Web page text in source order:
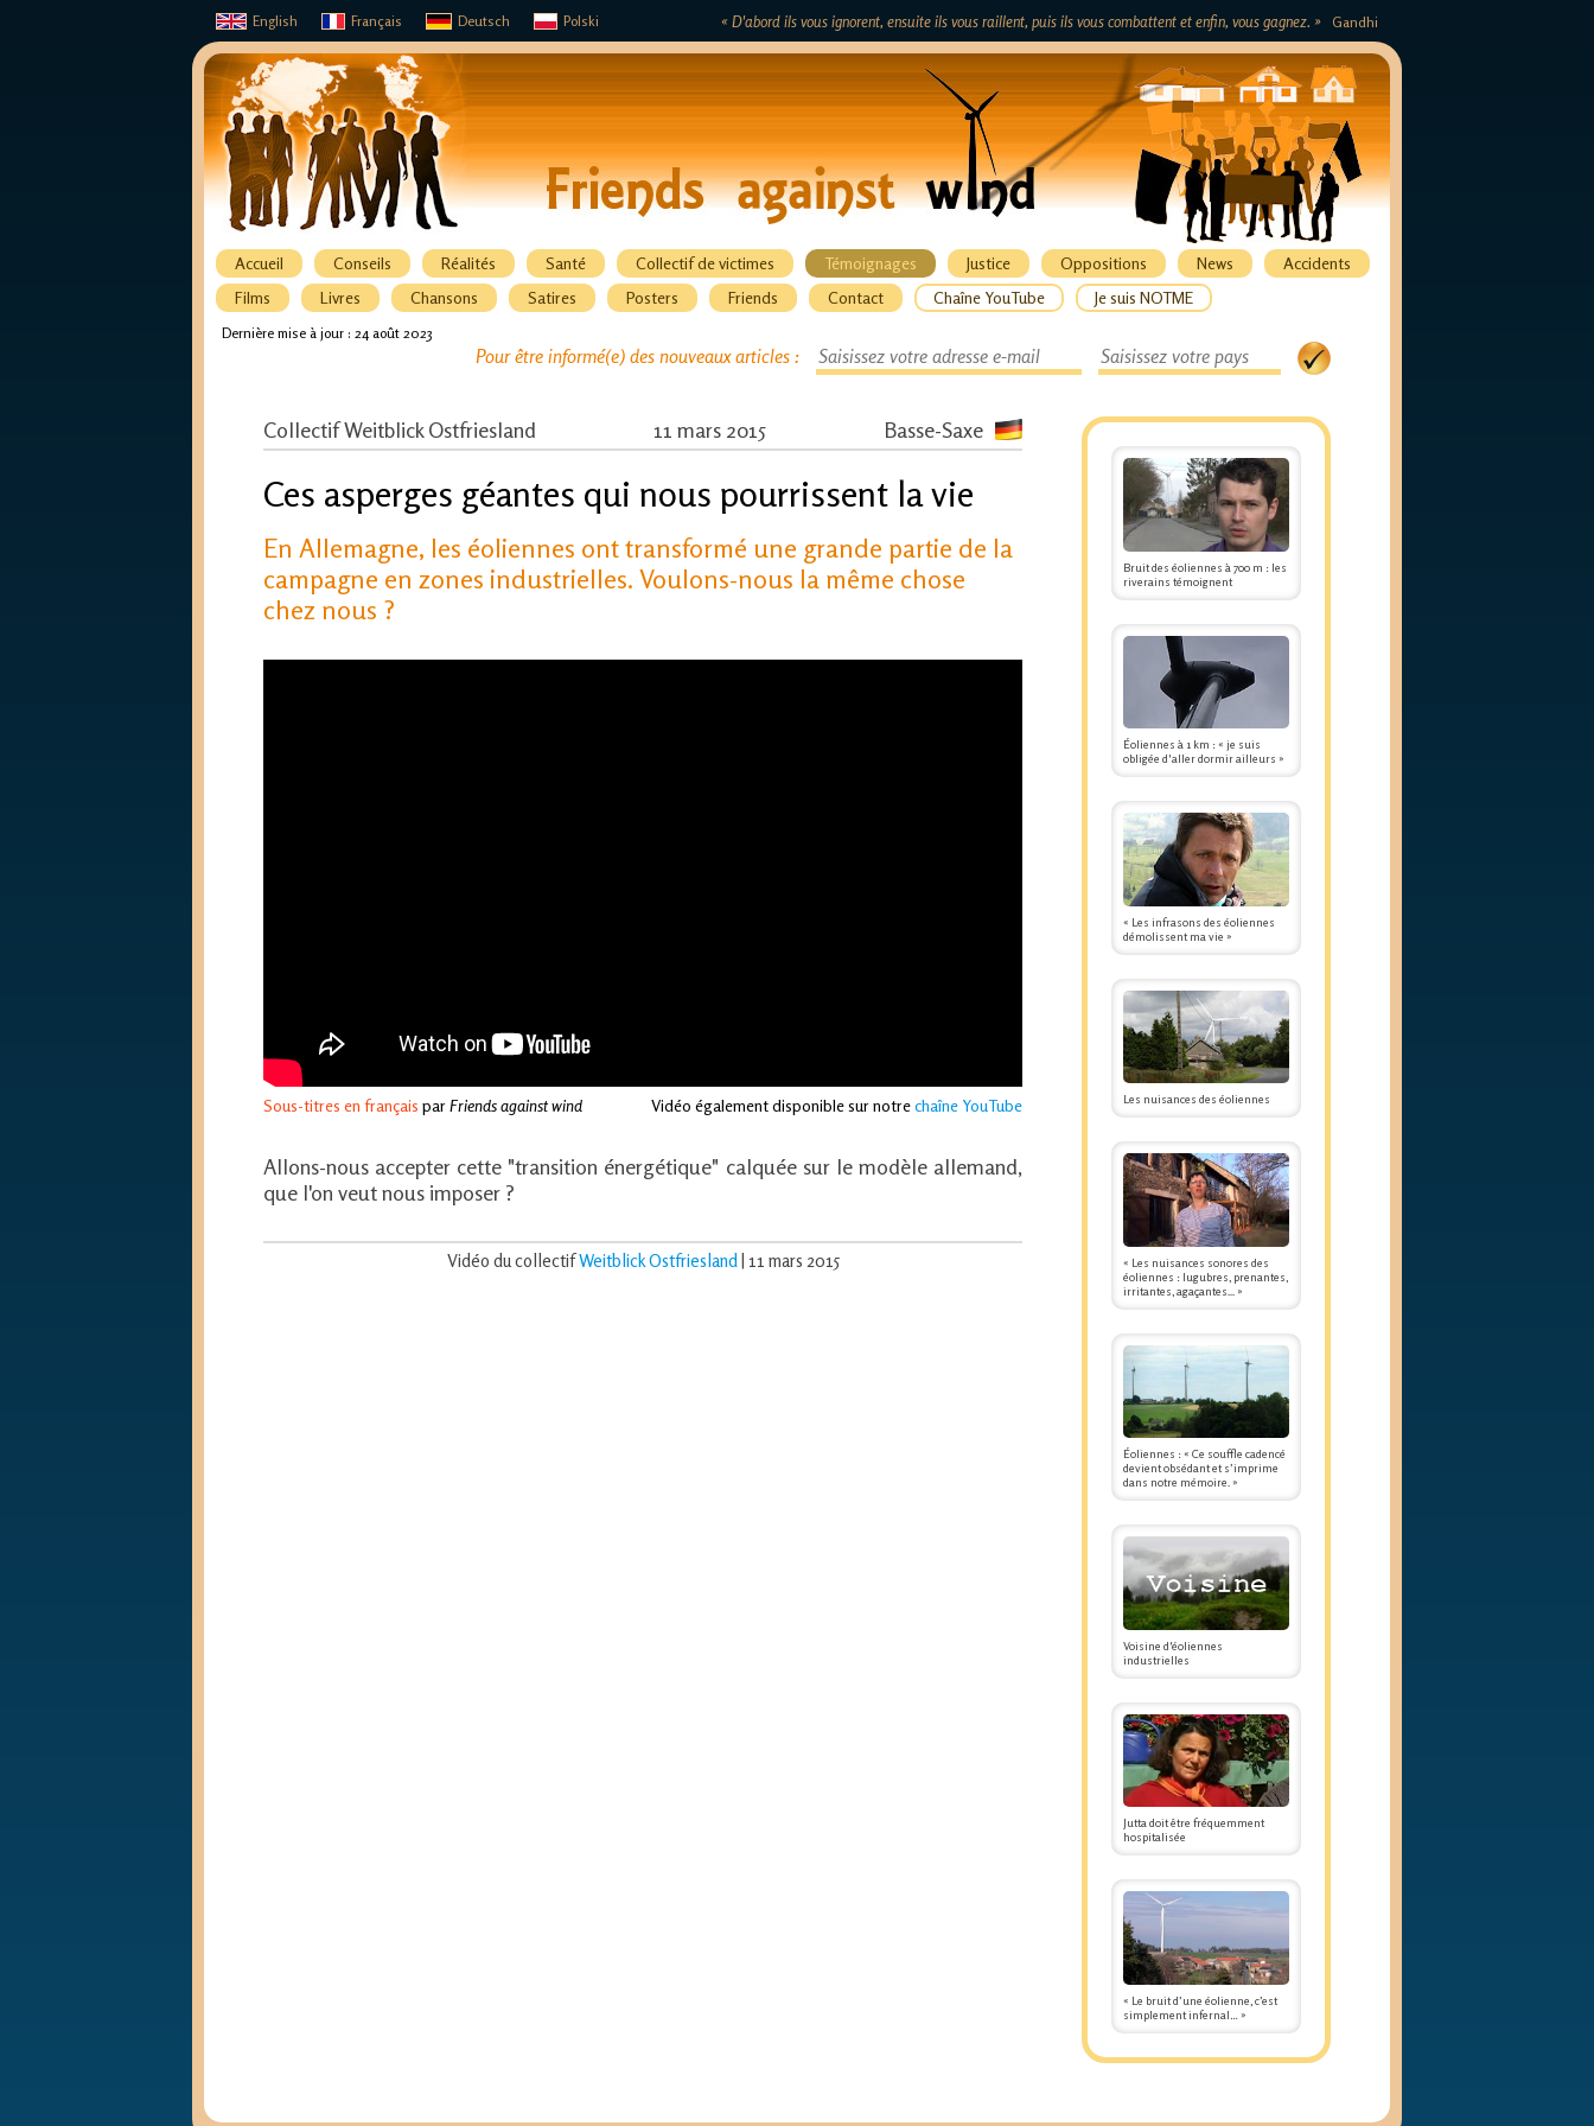
« D'abord ils vous ignorent, ensuite ils vous raillent, puis ils vous combattent et enfin, vous gagnez. » Gandhi
English Français Deutsch Polski
Accueil Conseils Réalités Santé Collectif de victimes Témoignages Justice Oppositions News
Accidents
Films
Livres Chansons Satires Posters Friends Contact Chaîne YouTube Je suis NOTME
Dernière mise à jour : 24 août 2023
Pour être informé(e) des nouveaux articles :
Bruit des éoliennes à 700 m : les
riverains témoignent
Éoliennes à 1 km : « je suis
obligée d'aller dormir ailleurs »
« Les infrasons des éoliennes
démolissent ma vie »
Les nuisances des éoliennes
« Les nuisances sonores des
éoliennes : lugubres, prenantes,
irritantes, agaçantes... »
Éoliennes : « Ce souffle cadencé
devient obsédant et s’imprime
dans notre mémoire. »
Voisine d'éoliennes
industrielles
Jutta doit être fréquemment
hospitalisée
« Le bruit d’une éolienne, c’est
simplement infernal… »
Collectif Weitblick Ostfriesland 11 mars 2015 Basse-Saxe
Ces asperges géantes qui nous pourrissent la vie
En Allemagne, les éoliennes ont transformé une grande partie de la
campagne en zones industrielles. Voulons-nous la même chose
chez nous ?
Sous-titres en français parFriends against wind Vidéo également disponible sur notrechaîne YouTube
Allons-nous accepter cette "transition énergétique" calquée sur le modèle allemand,
que l'on veut nous imposer ?
Vidéo du collectifWeitblick Ostfriesland| 11 mars 2015